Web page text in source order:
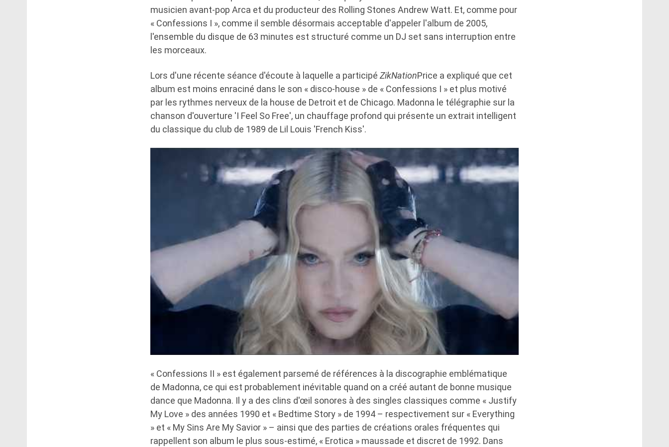
musicien avant-pop Arca et du producteur des Rolling Stones Andrew Watt. Et, comme pour
« Confessions I », comme il semble désormais acceptable d'appeler l'album de 2005,
l'ensemble du disque de 63 minutes est structuré comme un DJ set sans interruption entre
les morceaux.
Lors d'une récente séance d'écoute à laquelle a participé ZikNationPrice a expliqué que cet
album est moins enraciné dans le son « disco-house » de « Confessions I » et plus motivé
par les rythmes nerveux de la house de Detroit et de Chicago. Madonna le télégraphie sur la
chanson d'ouverture 'I Feel So Free', un chauffage profond qui présente un extrait intelligent
du classique du club de 1989 de Lil Louis 'French Kiss'.
« Confessions II » est également parsemé de références à la discographie emblématique
de Madonna, ce qui est probablement inévitable quand on a créé autant de bonne musique
dance que Madonna. Il y a des clins d'œil sonores à des singles classiques comme « Justify
My Love » des années 1990 et « Bedtime Story » de 1994 – respectivement sur « Everything
» et « My Sins Are My Savior » – ainsi que des parties de créations orales fréquentes qui
rappellent son album le plus sous-estimé, « Erotica » maussade et discret de 1992. Dans